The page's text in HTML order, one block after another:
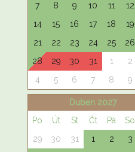
7
8 9 10 11 12
14
15 16 17 18 19
21
22 23 24 25 26
28
29 30 31 1 2
4
5 6 7 8 9
Duben 2027
Po
Út St Čt Pá So
29
30 31 1 2 3